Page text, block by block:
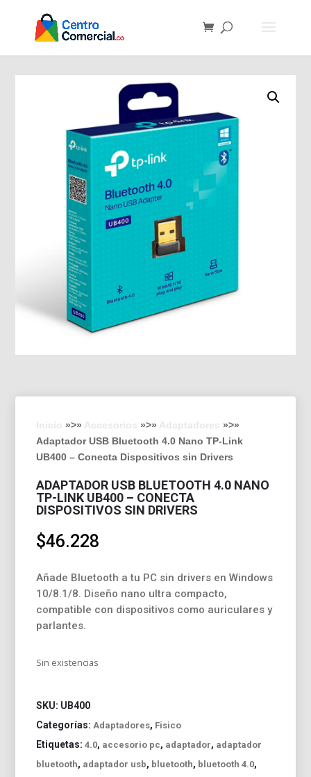
»>» »>»
»>»
Adaptador USB Bluetooth 4.0 Nano TP-Link
UB400 – Conecta Dispositivos sin Drivers
ADAPTADOR USB BLUETOOTH 4.0 NANO
TP-LINK UB400 – CONECTA
DISPOSITIVOS SIN DRIVERS
$46.228
Añade Bluetooth a tu PC sin drivers en Windows
10/8.1/8. Diseño nano ultra compacto,
compatible con dispositivos como auriculares y
parlantes.
Sin existencias
SKU: UB400
Categorías: Adaptadores, Fisico
Etiquetas:4.0, accesorio pc, adaptador, adaptador
bluetooth, adaptador usb, bluetooth, bluetooth 4.0,